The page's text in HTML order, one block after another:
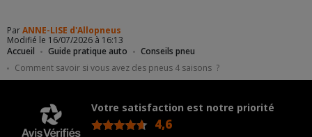
Accueil Guide pratique auto
Conseils pneu
Comment savoir si vous avez des pneus 4 saisons ?
ParANNE-LISE d'Allopneus
Modifié le 16/07/2026 à 16:13
Votre satisfaction est notre priorité
4,6